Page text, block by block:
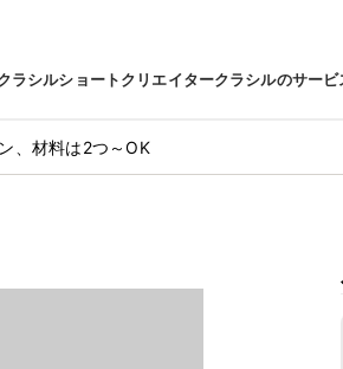
ラシルショートクリエイタークラシルのサービ
、材料は2つ～OK